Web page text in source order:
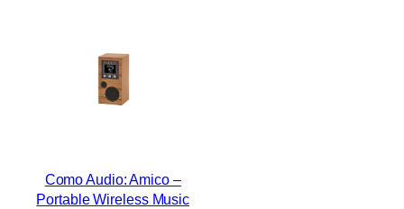
Como Audio: Amico –
Portable Wireless Music